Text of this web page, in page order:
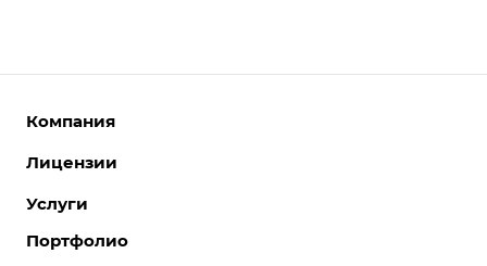
Компания
О компании
Отзывы
Лицензии
Интернет-магазины
Корпоративные сайты
Услуги
Разработка сайтов
Портфолио